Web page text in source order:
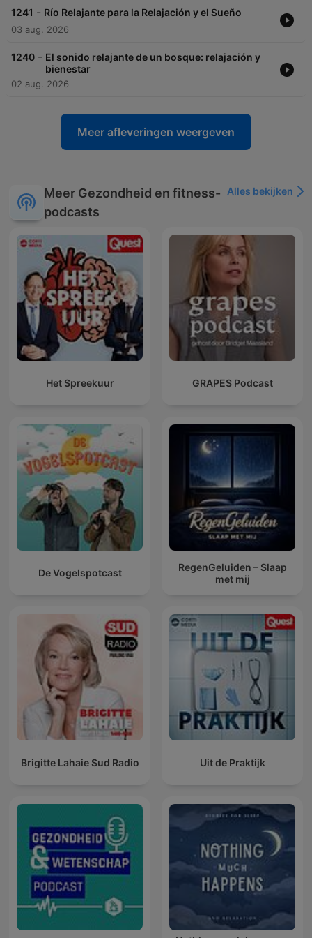
1241 - Río Relajante para la Relajación y el Sueño
03 aug. 2026
1240 - El sonido relajante de un bosque: relajación y
bienestar
02 aug. 2026
Meer afleveringen weergeven
Meer Gezondheid en fitness-
podcasts
Alles bekijken
Het Spreekuur GRAPES Podcast
De Vogelspotcast
RegenGeluiden – Slaap
met mij
Brigitte Lahaie Sud Radio Uit de Praktijk